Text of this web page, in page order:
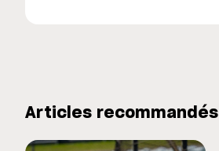
Articles recommandés